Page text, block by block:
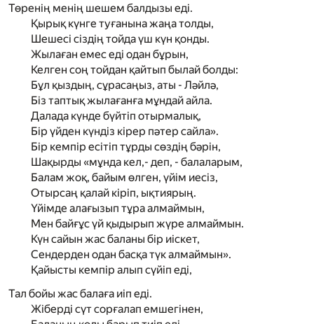
Төренің менің шешем балдызы еді.
Қырық күнге туғанына жаңа толды,
Шешесі сіздің тойда үш күн қонды.
Жылаған емес еді одан бұрын,
Келген соң тойдан қайтып былай болды:
Бұл қыздың, сұрасаңыз, аты - Ләйлә,
Біз таптық жылағанға мұндай айла.
Далада күнде бүйтіп отырмалық,
Бір үйден күндіз кірер пәтер сайла».
Бір кемпір есітіп тұрды сөздің бәрін,
Шақырды «мұнда кел,- деп, - балаларым,
Балам жоқ, байым өлген, үйім иесіз,
Отырсаң қалай кіріп, ықтиярың.
Үйімде алағызып тұра алмаймын,
Мен байғұс үй қыдырып жүре алмаймын.
Күн сайын жас баланы бір иіскет,
Сендерден одан басқа түк алмаймын».
Қайысты кемпір алып сүйіп еді,
Тал бойы жас балаға иіп еді.
Жіберді сүт сорғалап емшегінен,